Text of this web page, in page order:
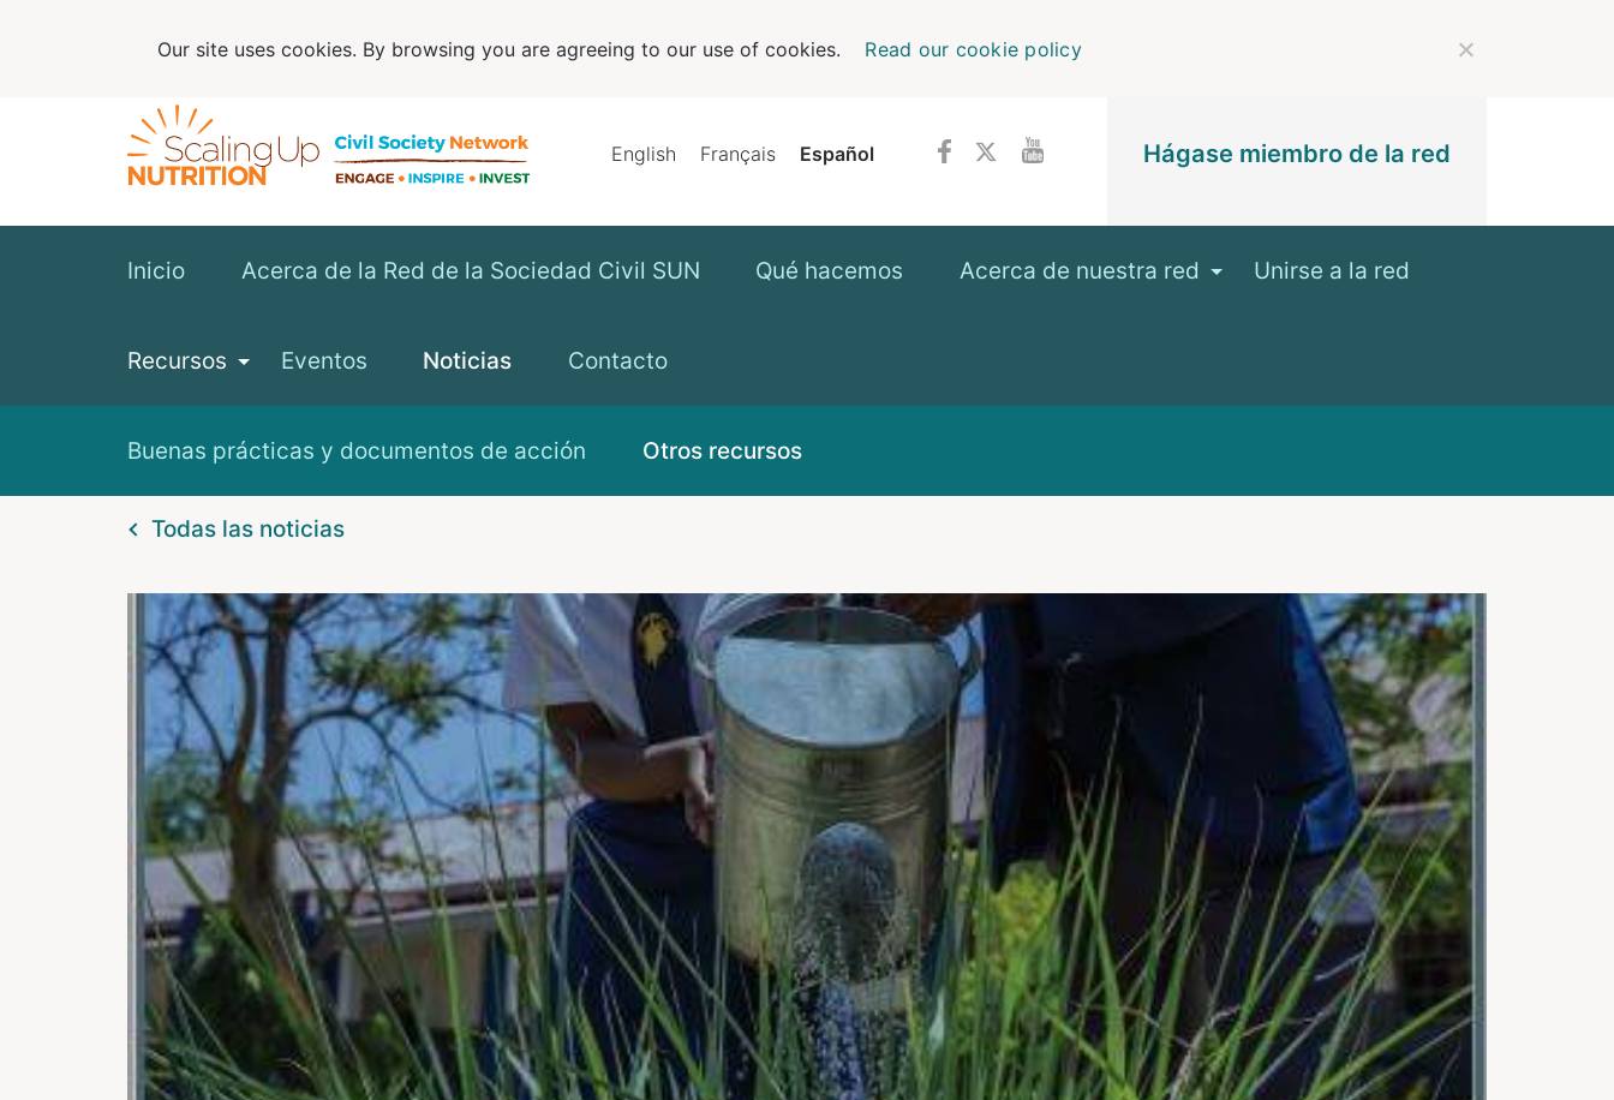
English Français Español Hágase miembro de la red
Inicio Acerca de la Red de la Sociedad Civil SUN Qué hacemos Acerca de nuestra red Unirse a la red
Recursos
Buenas prácticas y documentos de acción Otros recursos
Eventos Noticias Contacto
Todas las noticias
Our site uses cookies. By browsing you are agreeing to our use of cookies. Read our cookie policy